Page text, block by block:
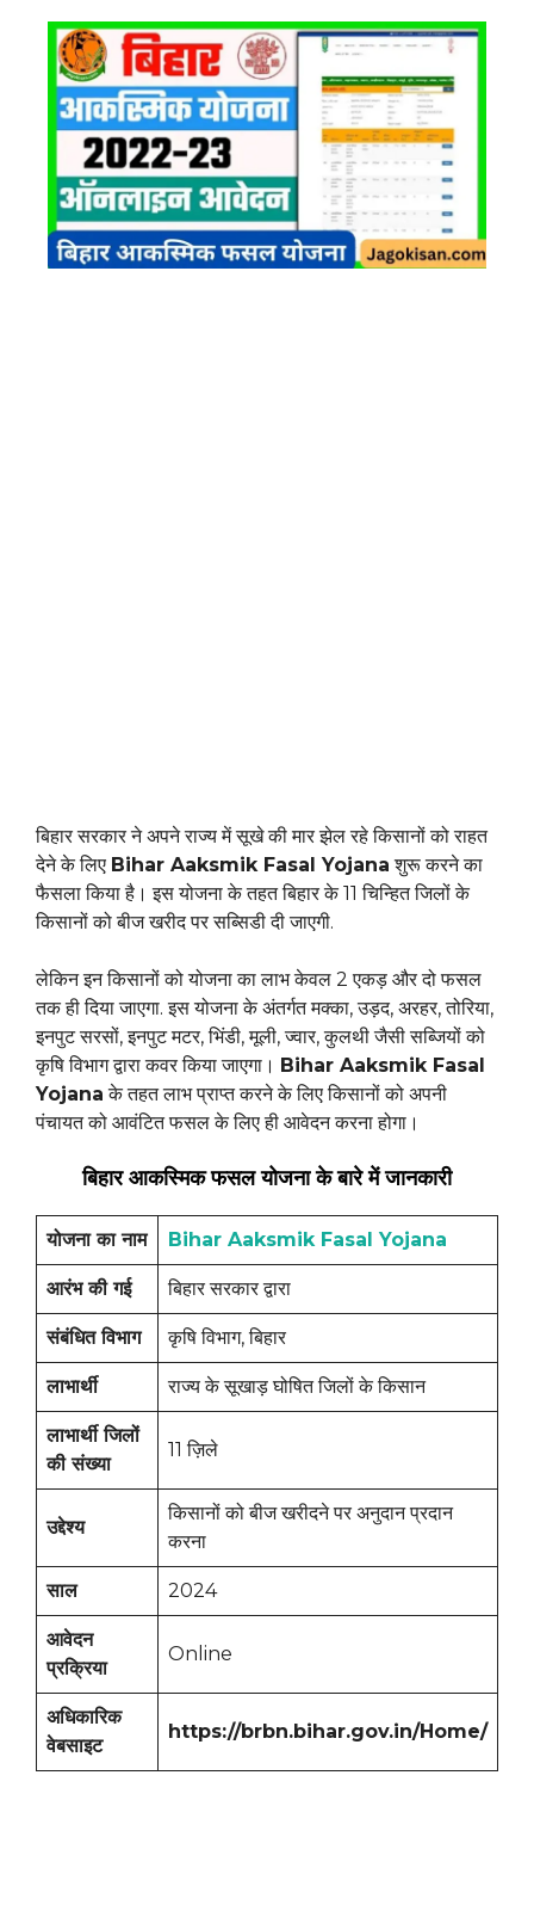
बिहार सरकार ने अपने राज्य में सूखे की मार झेल रहे किसानों को राहत
देने के लिए Bihar Aaksmik Fasal Yojana शुरू करने का
फैसला किया है। इस योजना के तहत बिहार के 11 चिन्हित जिलों के
किसानों को बीज खरीद पर सब्सिडी दी जाएगी.
लेकिन इन किसानों को योजना का लाभ केवल 2 एकड़ और दो फसल
तक ही दिया जाएगा. इस योजना के अंतर्गत मक्का, उड़द, अरहर, तोरिया,
इनपुट सरसों, इनपुट मटर, भिंडी, मूली, ज्वार, कुलथी जैसी सब्जियों को
कृषि विभाग द्वारा कवर किया जाएगा। Bihar Aaksmik Fasal
Yojana के तहत लाभ प्राप्त करने के लिए किसानों को अपनी
पंचायत को आवंटित फसल के लिए ही आवेदन करना होगा।
बिहार आकस्मिक फसल योजना के बारे में जानकारी
योजना का नाम Bihar Aaksmik Fasal Yojana
आरंभ की गई बिहार सरकार द्वारा
संबंधित विभाग कृषि विभाग, बिहार
लाभार्थी राज्य के सूखाड़ घोषित जिलों के किसान
लाभार्थी जिलों
की संख्या
11 ज़िले
उद्देश्य
किसानों को बीज खरीदने पर अनुदान प्रदान
करना
साल 2024
आवेदन
प्रक्रिया
Online
अधिकारिक
वेबसाइट
https://brbn.bihar.gov.in/Home/